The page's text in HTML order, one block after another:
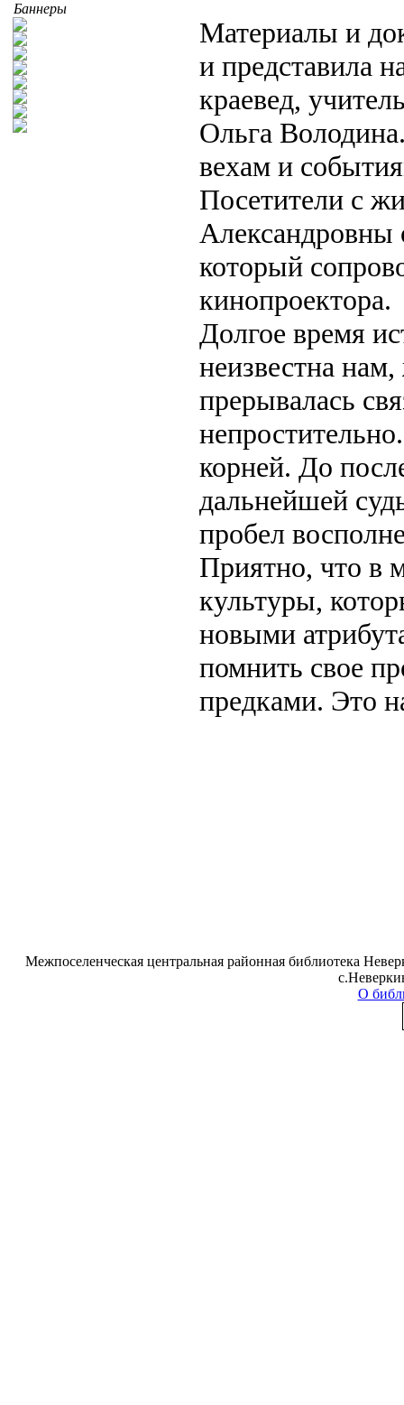
Баннеры
Материалы и
и представила
краевед,
Ольга
вехам и
Посетители с
Александровны
который
кинопроектора.
Долгое время
неизвестна
прерывалась
корней. До
дальнейшей
пробел
Приятно, что в
культуры,
новыми
помнить свое
предками. Это
Межпоселенческая центральная районная библиотека
О